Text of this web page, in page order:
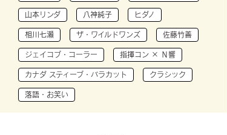
山本リンダ 八神純子 ヒダノ
相川七瀬 ザ・ワイルドワンズ 佐藤竹善
ジェイコブ・コーラー 指揮コン × Ｎ響
カナダ スティーブ・バラカット クラシック
落語・お笑い